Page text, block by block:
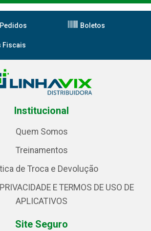
Boletos
Fiscais
Institucional
Quem Somos
Treinamentos
de Troca e Devolução
E TERMOS DE USO DE
APLICATIVOS
Site Seguro